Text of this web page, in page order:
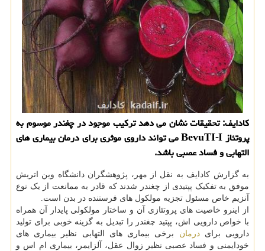
كادایف: تحقیقات نشان می دهد تركیب موجود در چغندر موسوم به
پروتئاز BevuTI-I می تواند داروی موثری برای درمان بیماری های
التهابی و فساد عصبی باشد.
به گزارش کادایف به نقل از مهر، پژوهشگران دانشگاه وین اتریش
موفق به تفکیک پپتیدی از چغندر شدند که قادر به ممانعت از یک نوع
آنزیم خاص مسئول تجزیه مولکول های فرستنده در بدن است.
از اینرو خاصیت های پروتئازی آن و ساختار مولکولی پایدار آن همراه
با خواص دارویی اش، پپتید چغندر را تبدیل به گزینه خوبی برای تولید
دارویی برایدرمان برخی بیماری های التهابی نظیر بیماری های
خودایمنی و فساد عصبی نظیر زوال عقل، آلزایمر، بیماری ام اس و